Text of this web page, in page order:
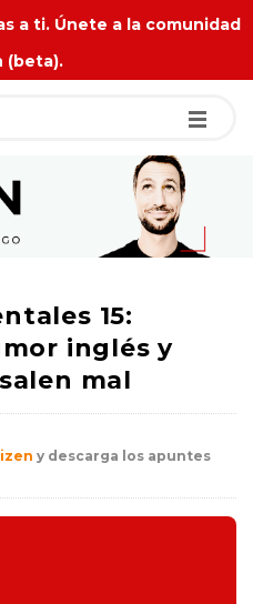
a ti. Únete a la comunidad
(beta).
15:
inglés y
mal
y descarga los apuntes